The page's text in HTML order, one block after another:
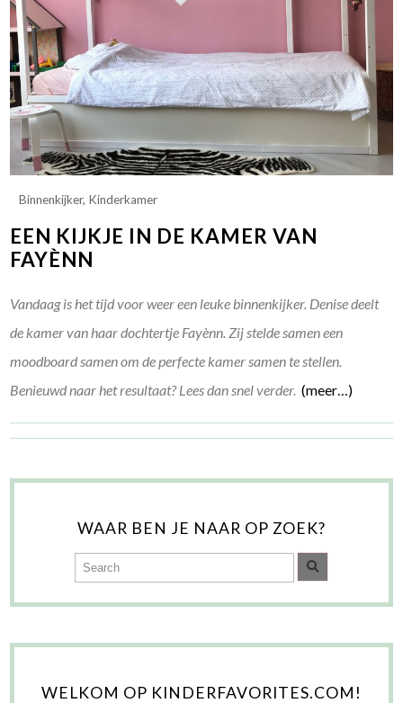
Binnenkijker, Kinderkamer
EEN KIJKJE IN DE KAMER VAN
FAYÈNN
Vandaag is het tijd voor weer een leuke binnenkijker. Denise deelt
de kamer van haar dochtertje Fayènn. Zij stelde samen een
moodboard samen om de perfecte kamer samen te stellen.
Benieuwd naar het resultaat? Lees dan snel verder. (meer…)
WAAR BEN JE NAAR OP ZOEK?
WELKOM OP KINDERFAVORITES.COM!